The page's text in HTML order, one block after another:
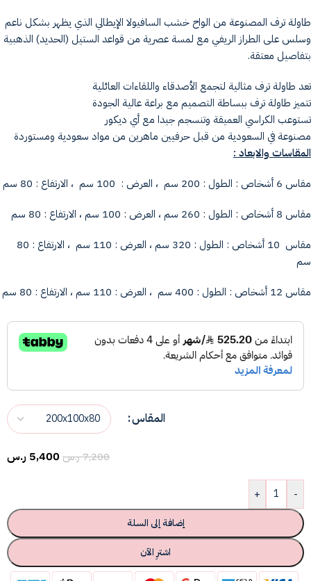
طاولة ترف المصنوعة من الواح خشب السافيولا الإيطالي الذي يظهر بشكل ناعم
وسلس على الطراز الريفي مع لمسة عصرية من قواعد الستيل (الحديد) الذهبية
بتفاصيل معتقة.
تعد طاولة ترف مثالية لتجمع الأصدقاء واللقاءات العائلية
تتميز طاولة ترف ببساطة التصميم مع براعة عالية الجودة
تستوعب الكراسي العميقة وتنسجم جيدا مع أي ديكور
مصنوعة في السعودية من قبل حرفيين ماهرين من مواد سعودية ومستوردة
المقاسات والابعاد :
مقاس 6 أشخاص : الطول : 200 سم ، العرض : 100 سم ، الارتفاع : 80 سم
مقاس 8 أشخاص : الطول : 260 سم ، العرض : 100 سم ، الارتفاع : 80 سم
مقاس 10 أشخاص : الطول : 320 سم ، العرض : 110 سم ، الارتفاع : 80
سم
مقاس 12 أشخاص : الطول : 400 سم ، العرض : 110 سم ، الارتفاع : 80 سم
المقاس
7,200ر.س5,400 ر.س
-
+
إضافة إلى السلة
اشترِ الآن